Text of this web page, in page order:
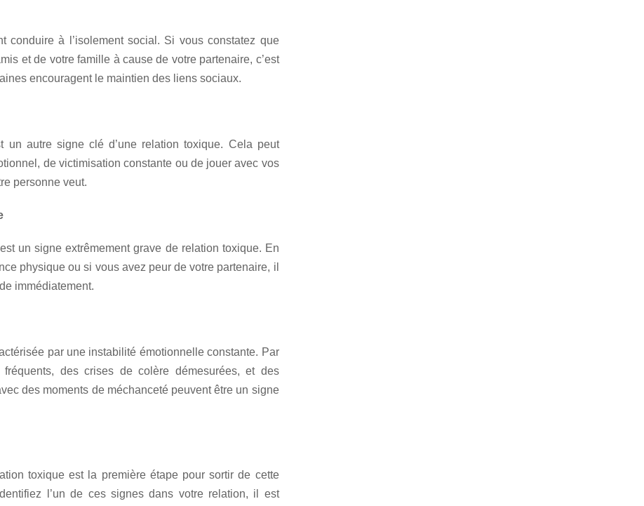
conduire à l’isolement social. Si vous constatez que
et de votre famille à cause de votre partenaire, c’est
encouragent le maintien des liens sociaux.
un autre signe clé d’une relation toxique. Cela peut
de victimisation constante ou de jouer avec vos
personne veut.
un signe extrêmement grave de relation toxique. En
physique ou si vous avez peur de votre partenaire, il
immédiatement.
par une instabilité émotionnelle constante. Par
des crises de colère démesurées, et des
des moments de méchanceté peuvent être un signe
toxique est la première étape pour sortir de cette
l’un de ces signes dans votre relation, il est